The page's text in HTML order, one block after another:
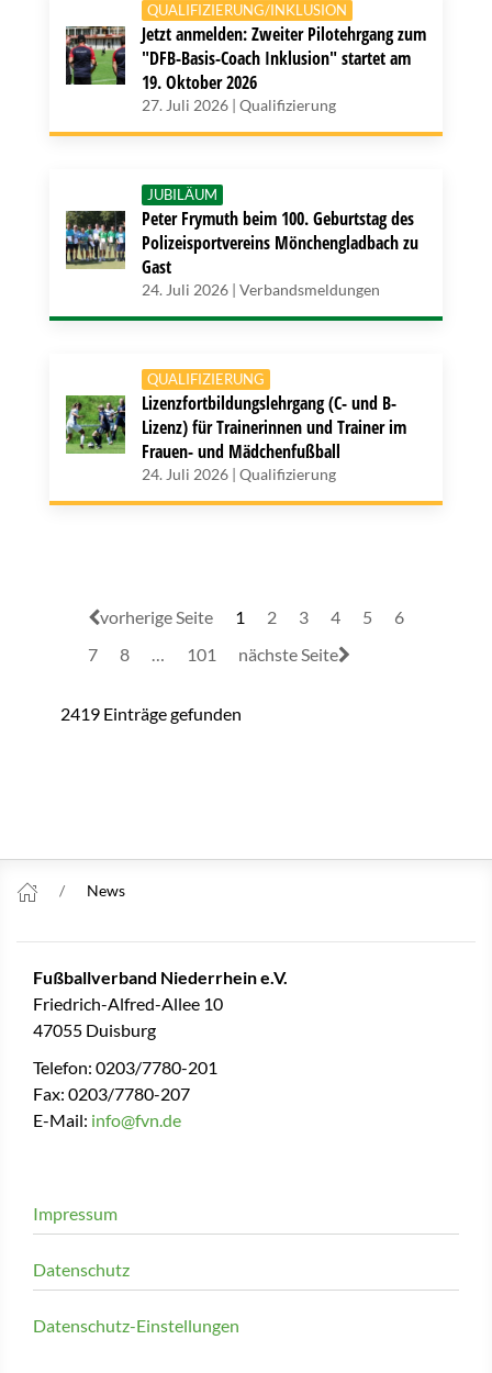
QUALIFIZIERUNG/INKLUSION
Jetzt anmelden: Zweiter Pilotehrgang zum
"DFB-Basis-Coach Inklusion" startet am
19. Oktober 2026
27. Juli 2026 | Qualifizierung
JUBILÄUM
Peter Frymuth beim 100. Geburtstag des
Polizeisportvereins Mönchengladbach zu
Gast
24. Juli 2026 | Verbandsmeldungen
QUALIFIZIERUNG
Lizenzfortbildungslehrgang (C- und B-
Lizenz) für Trainerinnen und Trainer im
Frauen- und Mädchenfußball
24. Juli 2026 | Qualifizierung
vorherige Seite 1 2 3 4 5
6
7
8 … 101 nächste Seite
2419 Einträge gefunden
News
Fußballverband Niederrhein e.V.
Friedrich-Alfred-Allee 10
47055 Duisburg
Telefon: 0203/7780-201
Fax: 0203/7780-207
E-Mail: info@fvn.de
Impressum
Datenschutz
Datenschutz-Einstellungen